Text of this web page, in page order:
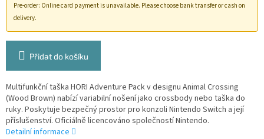
Pre-order: Online card payment is unavailable. Please choose bank transfer or cash on
delivery.
Přidat do košíku
Multifunkční taška HORI Adventure Pack v designu Animal Crossing
(Wood Brown) nabízí variabilní nošení jako crossbody nebo taška do
ruky. Poskytuje bezpečný prostor pro konzoli Nintendo Switch a její
příslušenství. Oficiálně licencováno společností Nintendo.
Detailní informace